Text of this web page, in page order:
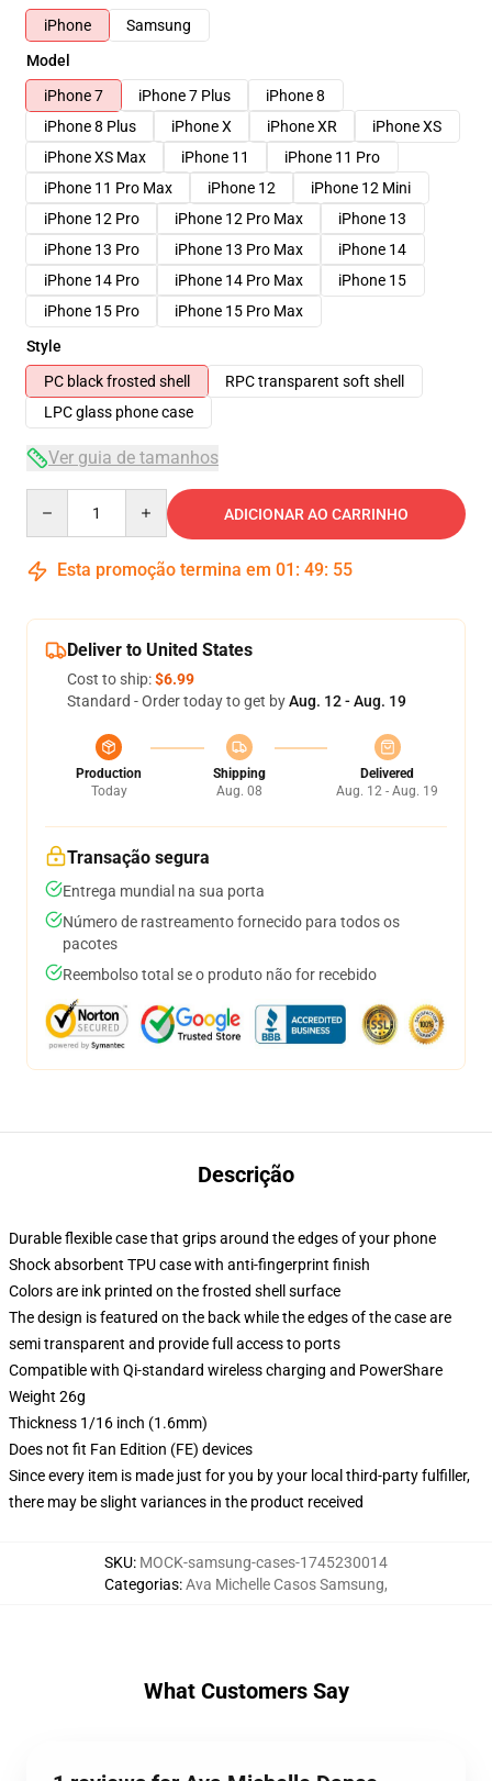
iPhone
Samsung
Model
iPhone 7
iPhone 7 Plus
iPhone 8
iPhone 8 Plus
iPhone X iPhone XR
iPhone XS
iPhone XS Max
iPhone 11
iPhone 11 Pro
iPhone 11 Pro Max
iPhone 12
iPhone 12 Mini
iPhone 12 Pro
iPhone 12 Pro Max
iPhone 13
iPhone 13 Pro
iPhone 13 Pro Max
iPhone 14
iPhone 14 Pro
iPhone 14 Pro Max
iPhone 15
iPhone 15 Pro
iPhone 15 Pro Max
Style
PC black frosted shell
RPC transparent soft shell
LPC glass phone case
Ver guia de tamanhos
ADICIONAR AO CARRINHO
Esta promoção termina em 01 : 49: 54
Deliver to United States
Cost to ship:$6.99
Standard - Order today to get byAug. 12 - Aug. 19
Production
Today
Shipping
Aug. 08
Delivered
Aug. 12 - Aug. 19
Transação segura
Entrega mundial na sua porta
Número de rastreamento fornecido para todos os
pacotes
Reembolso total se o produto não for recebido
Descrição
Durable flexible case that grips around the edges of your phone
Shock absorbent TPU case with anti-fingerprint finish
Colors are ink printed on the frosted shell surface
The design is featured on the back while the edges of the case are
semi transparent and provide full access to ports
Compatible with Qi-standard wireless charging and PowerShare
Weight 26g
Thickness 1/16 inch (1.6mm)
Does not fit Fan Edition (FE) devices
Since every item is made just for you by your local third-party fulfiller,
there may be slight variances in the product received
SKU: MOCK-samsung-cases-1745230014
Categorias:Ava Michelle Casos Samsung,
What Customers Say